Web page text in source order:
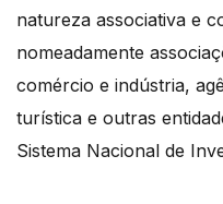
natureza associativa e
nomeadamente
comércio e indústria,
turística e outras
Sistema Nacional de